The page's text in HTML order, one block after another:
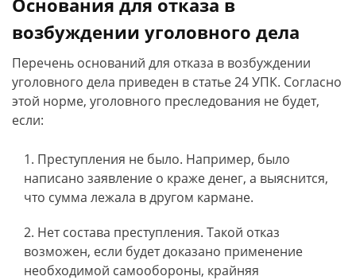
Основания для отказа в
возбуждении уголовного дела
Перечень оснований для отказа в возбуждении
уголовного дела приведен в статье 24 УПК. Согласно
этой норме, уголовного преследования не будет,
если:
Преступления не было. Например, было
написано заявление о краже денег, а выяснится,
что сумма лежала в другом кармане.
Нет состава преступления. Такой отказ
возможен, если будет доказано применение
необходимой самообороны, крайняя